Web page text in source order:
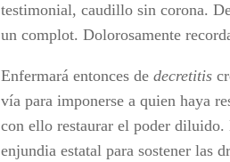
testimonial, caudillo sin corona.
un complot. Dolorosamente
Enfermará entonces de decretitis
vía para imponerse a quien haya
con ello restaurar el poder diluido.
enjundia estatal para sostener las